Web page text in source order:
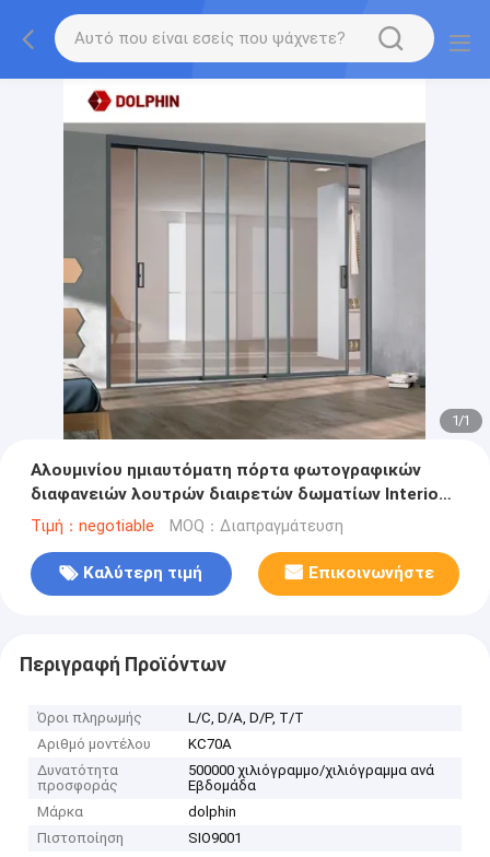
1/1
Αλουμινίου ημιαυτόματη πόρτα φωτογραφικών
διαφανειών λουτρών διαιρετών δωματίων Interio
συρόμενων πορτών Soundproof
Τιμή：negotiable MOQ：Διαπραγμάτευση
Καλύτερη τιμή Επικοινωνήστε
Περιγραφή Προϊόντων
Όροι πληρωμής
L/C, D/A, D/P, T/T
Αριθμό μοντέλου
KC70A
Δυνατότητα
προσφοράς
500000 χιλιόγραμμο/χιλιόγραμμα ανά
Εβδομάδα
Μάρκα
dolphin
Πιστοποίηση
SIO9001